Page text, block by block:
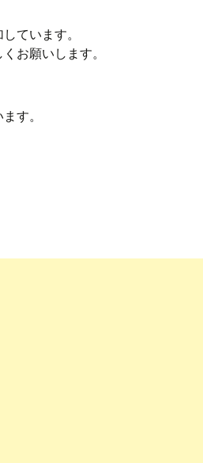
ています。
お願いします。
す。